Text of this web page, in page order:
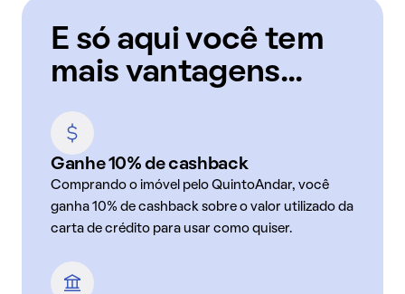
E só aqui você tem
mais vantagens...
Ganhe 10% de cashback
Comprando o imóvel pelo QuintoAndar, você
ganha 10% de cashback sobre o valor utilizado da
carta de crédito para usar como quiser.